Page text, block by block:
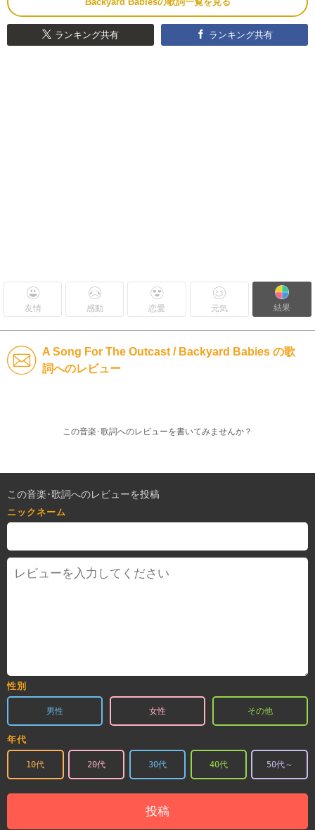
ランキング共有 ランキング共有
友情 感動 恋愛 元気 結果
A Song For The Outcast / Backyard Babies の歌
詞へのレビュー
この音楽･歌詞へのレビューを書いてみませんか？
この音楽･歌詞へのレビューを投稿
ニックネーム
性別
男性 女性 その他
年代
10代 20代 30代 40代 50代～
投稿